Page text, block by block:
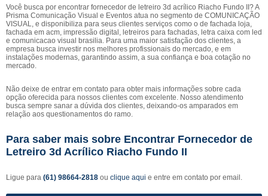
Você busca por encontrar fornecedor de letreiro 3d acrílico Riacho Fundo II? A
Prisma Comunicação Visual e Eventos atua no segmento de COMUNICAÇÃO
VISUAL, e disponibiliza para seus clientes serviços como o de fachada loja,
fachada em acm, impressão digital, letreiros para fachadas, letra caixa com led
e comunicacao visual brasilia. Para uma maior satisfação dos clientes, a
empresa busca investir nos melhores profissionais do mercado, e em
instalações modernas, garantindo assim, a sua confiança e boa cotação no
mercado.
Não deixe de entrar em contato para obter mais informações sobre cada
opção oferecida para nossos clientes com excelente. Nosso atendimento
busca sempre sanar a dúvida dos clientes, deixando-os amparados em
relação aos questionamentos do ramo.
Para saber mais sobre Encontrar Fornecedor de
Letreiro 3d Acrílico Riacho Fundo II
Ligue para (61) 98664-2818 ou clique aqui e entre em contato por email.